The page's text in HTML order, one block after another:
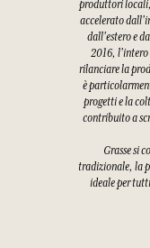
produttori
accelerato
dall'estero e
2016, l'intero
rilanciare la
è
progetti e la
contribuito a
Grasse si
tradizionale, la
ideale per